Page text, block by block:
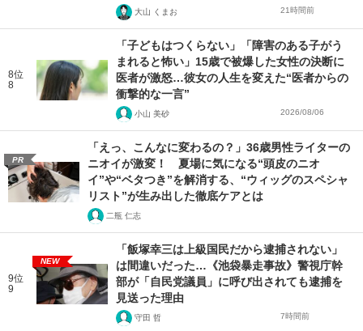
大山 くまお 21時間前
8位
8
「子どもはつくらない」「障害のある子がう
まれると怖い」15歳で被爆した女性の決断に
医者が激怒…彼女の人生を変えた“医者からの
衝撃的な一言”
小山 美砂 2026/08/06
PR
「えっ、こんなに変わるの？」36歳男性ライターの
ニオイが激変！ 夏場に気になる“頭皮のニオ
イ”や“ベタつき”を解消する、“ウィッグのスペシャ
リスト”が生み出した徹底ケアとは
二瓶 仁志
9位
9
NEW
「飯塚幸三は上級国民だから逮捕されない」
は間違いだった…《池袋暴走事故》警視庁幹
部が「自民党議員」に呼び出されても逮捕を
見送った理由
守田 哲 7時間前